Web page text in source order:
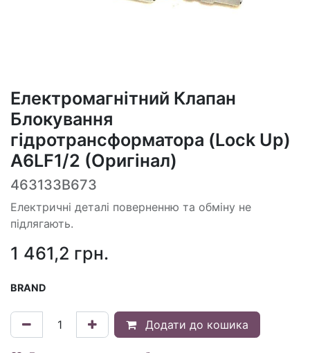
Електромагнітний Клапан
Блокування
гідротрансформатора (Lock Up)
A6LF1/2 (Оригінал)
463133B673
Електричні деталі поверненню та обміну не
підлягають.
1 461,2 грн.
BRAND
Додати до кошика